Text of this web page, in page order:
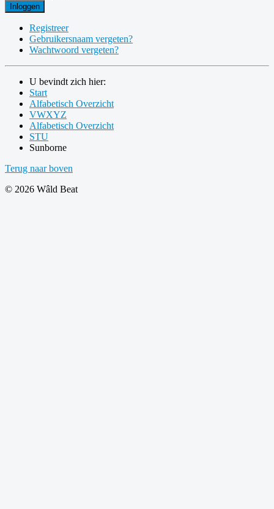
Inloggen
Registreer
Gebruikersnaam vergeten?
Wachtwoord vergeten?
U bevindt zich hier:
Start
Alfabetisch Overzicht
VWXYZ
Alfabetisch Overzicht
STU
Sunborne
Terug naar boven
© 2026 Wâld Beat